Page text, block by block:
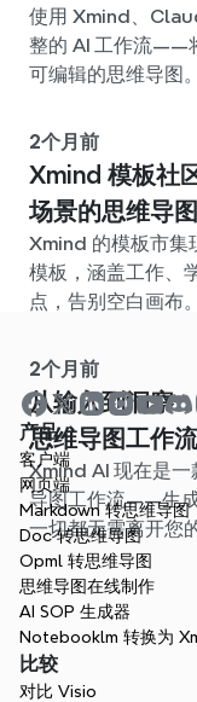
使用 Xmind、
整的 AI 工作流——
可编辑的思维导图。
2个月前
Xmind 模板社
场景的思维导
Xmind 的模板市
模板，涵盖工作、
点，告别空白画布。
2个月前
从输入到洞察
思维导图工作流
Xmind AI 现在是一
导图工作流——生
一切都无需离开您
产品
客户端
网页端
Markdown 转思维导图
Doc 转思维导图
Opml 转思维导图
思维导图在线制作
AI SOP 生成器
Notebooklm 转换为
比较
对比 Visio